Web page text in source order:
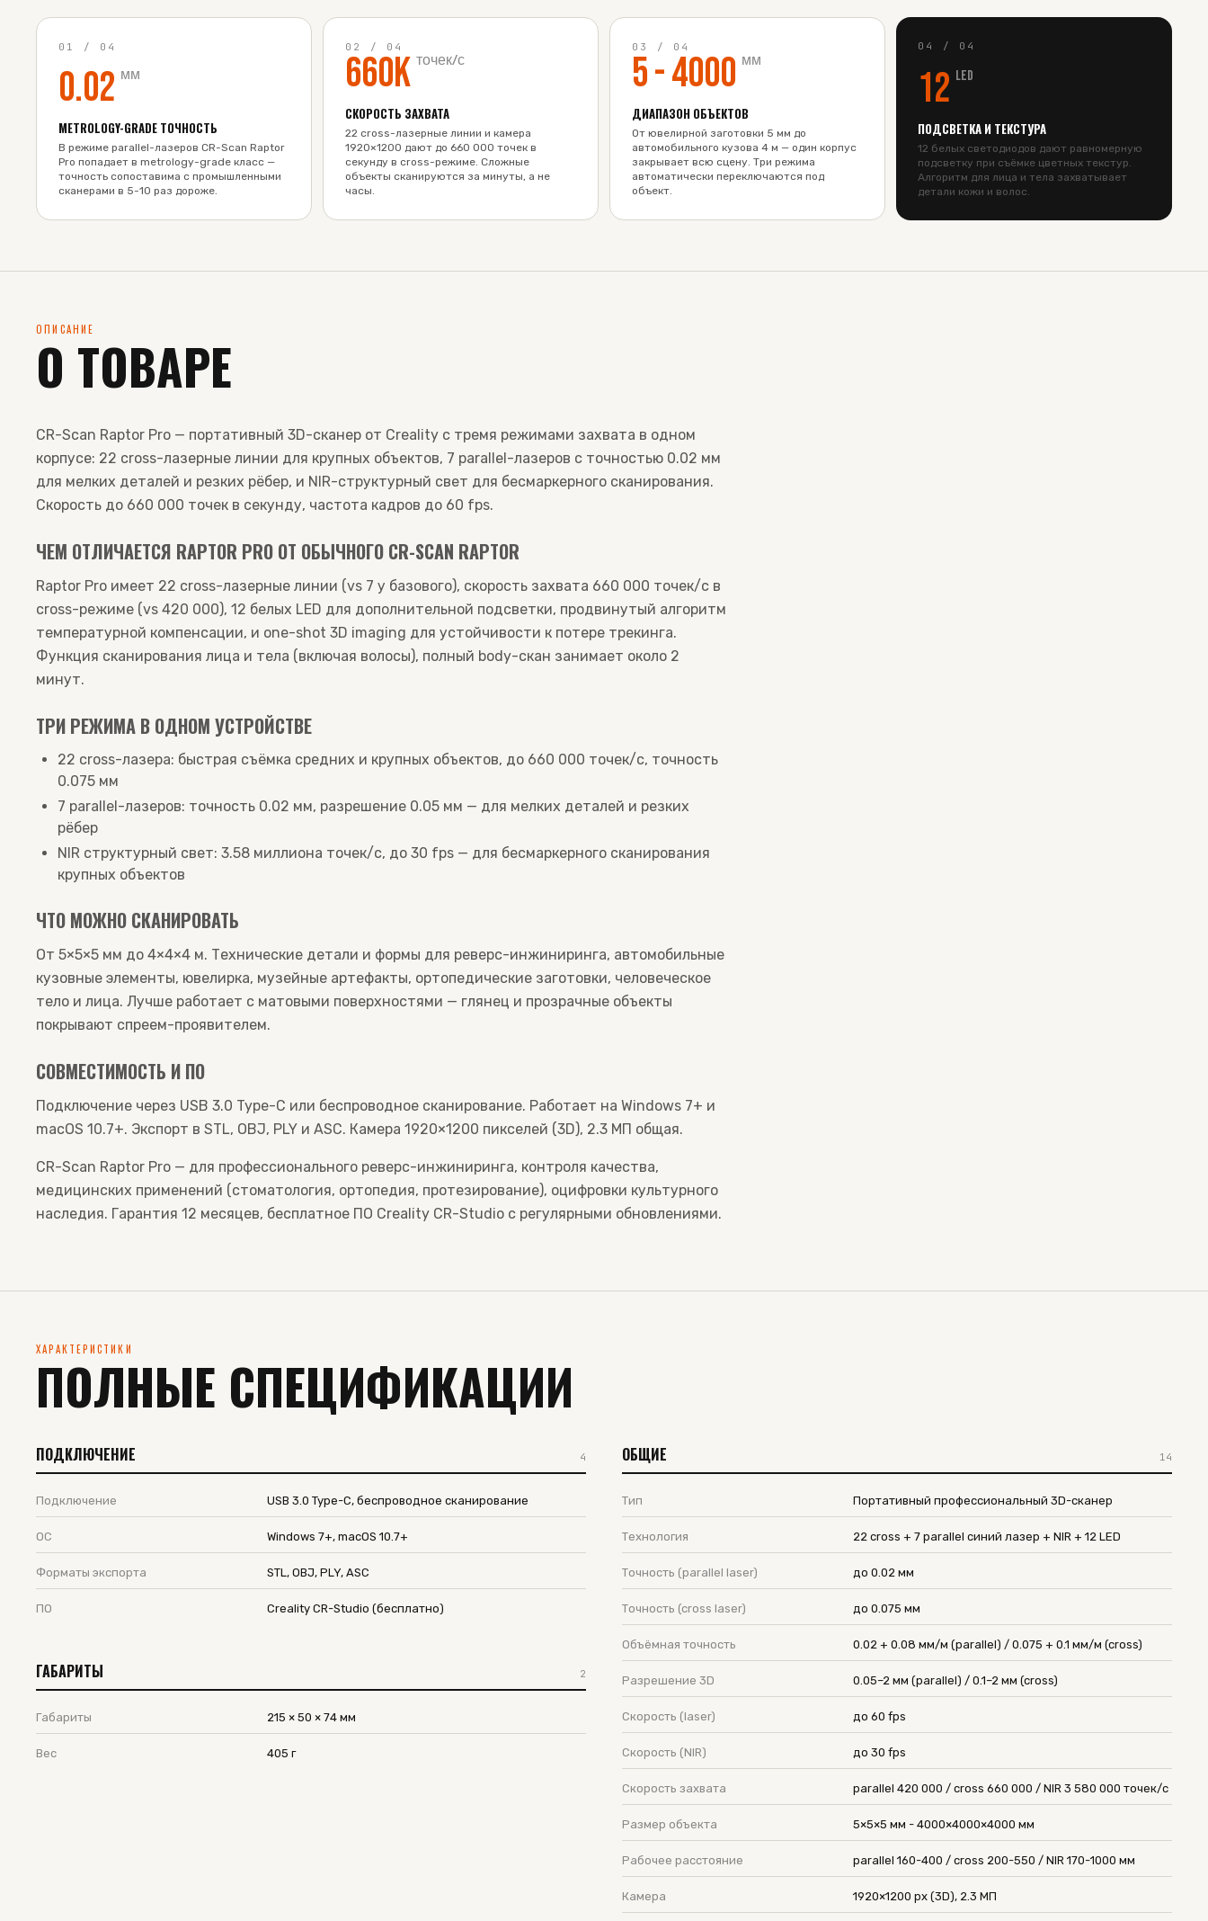
01 / 04
0.02 мм
METROLOGY-GRADE ТОЧНОСТЬ
В режиме parallel-лазеров CR-Scan Raptor
Pro попадает в metrology-grade класс —
точность сопоставима с промышленными
сканерами в 5-10 раз дороже.
02 / 04
660K точек/с
СКОРОСТЬ ЗАХВАТА
22 cross-лазерные линии и камера
1920×1200 дают до 660 000 точек в
секунду в cross-режиме. Сложные
объекты сканируются за минуты, а не
часы.
03 / 04
5 - 4000 мм
ДИАПАЗОН ОБЪЕКТОВ
От ювелирной заготовки 5 мм до
автомобильного кузова 4 м — один корпус
закрывает всю сцену. Три режима
автоматически переключаются под
объект.
04 / 04
12 LED
ПОДСВЕТКА И ТЕКСТУРА
12 белых светодиодов дают равномерную
подсветку при съёмке цветных текстур.
Алгоритм для лица и тела захватывает
детали кожи и волос.
ОПИСАНИЕ
О ТОВАРЕ
CR-Scan Raptor Pro — портативный 3D-сканер от Creality с тремя режимами захвата в одном
корпусе: 22 cross-лазерные линии для крупных объектов, 7 parallel-лазеров с точностью 0.02 мм
для мелких деталей и резких рёбер, и NIR-структурный свет для бесмаркерного сканирования.
Скорость до 660 000 точек в секунду, частота кадров до 60 fps.
ЧЕМ ОТЛИЧАЕТСЯ RAPTOR PRO ОТ ОБЫЧНОГО CR-SCAN RAPTOR
Raptor Pro имеет 22 cross-лазерные линии (vs 7 у базового), скорость захвата 660 000 точек/с в
cross-режиме (vs 420 000), 12 белых LED для дополнительной подсветки, продвинутый алгоритм
температурной компенсации, и one-shot 3D imaging для устойчивости к потере трекинга.
Функция сканирования лица и тела (включая волосы), полный body-скан занимает около 2
минут.
ТРИ РЕЖИМА В ОДНОМ УСТРОЙСТВЕ
22 cross-лазера: быстрая съёмка средних и крупных объектов, до 660 000 точек/с, точность
0.075 мм
7 parallel-лазеров: точность 0.02 мм, разрешение 0.05 мм — для мелких деталей и резких
рёбер
NIR структурный свет: 3.58 миллиона точек/с, до 30 fps — для бесмаркерного сканирования
крупных объектов
ЧТО МОЖНО СКАНИРОВАТЬ
От 5×5×5 мм до 4×4×4 м. Технические детали и формы для реверс-инжиниринга, автомобильные
кузовные элементы, ювелирка, музейные артефакты, ортопедические заготовки, человеческое
тело и лица. Лучше работает с матовыми поверхностями — глянец и прозрачные объекты
покрывают спреем-проявителем.
СОВМЕСТИМОСТЬ И ПО
Подключение через USB 3.0 Type-C или беспроводное сканирование. Работает на Windows 7+ и
macOS 10.7+. Экспорт в STL, OBJ, PLY и ASC. Камера 1920×1200 пикселей (3D), 2.3 МП общая.
CR-Scan Raptor Pro — для профессионального реверс-инжиниринга, контроля качества,
медицинских применений (стоматология, ортопедия, протезирование), оцифровки культурного
наследия. Гарантия 12 месяцев, бесплатное ПО Creality CR-Studio с регулярными обновлениями.
ХАРАКТЕРИСТИКИ
ПОЛНЫЕ СПЕЦИФИКАЦИИ
ПОДКЛЮЧЕНИЕ 4
Подключение USB 3.0 Type-C, беспроводное сканирование
ОС Windows 7+, macOS 10.7+
Форматы экспорта STL, OBJ, PLY, ASC
ПО Creality CR-Studio (бесплатно)
ГАБАРИТЫ 2
Габариты 215 × 50 × 74 мм
Вес 405 г
ОБЩИЕ 14
Тип Портативный профессиональный 3D-сканер
Технология 22 cross + 7 parallel синий лазер + NIR + 12 LED
Точность (parallel laser) до 0.02 мм
Точность (cross laser) до 0.075 мм
Объёмная точность 0.02 + 0.08 мм/м (parallel) / 0.075 + 0.1 мм/м (cross)
Разрешение 3D 0.05–2 мм (parallel) / 0.1–2 мм (cross)
Скорость (laser) до 60 fps
Скорость (NIR) до 30 fps
Скорость захвата parallel 420 000 / cross 660 000 / NIR 3 580 000 точек/с
Размер объекта 5×5×5 мм - 4000×4000×4000 мм
Рабочее расстояние parallel 160-400 / cross 200-550 / NIR 170-1000 мм
Камера 1920×1200 px (3D), 2.3 МП